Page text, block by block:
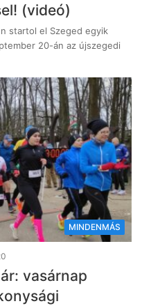
(videó)
startol el Szeged egyik
20-án az újszegedi
MINDENMÁS
vasárnap